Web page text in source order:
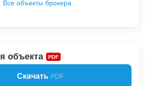
Все объекты брокера
объекта PDF
Скачать PDF